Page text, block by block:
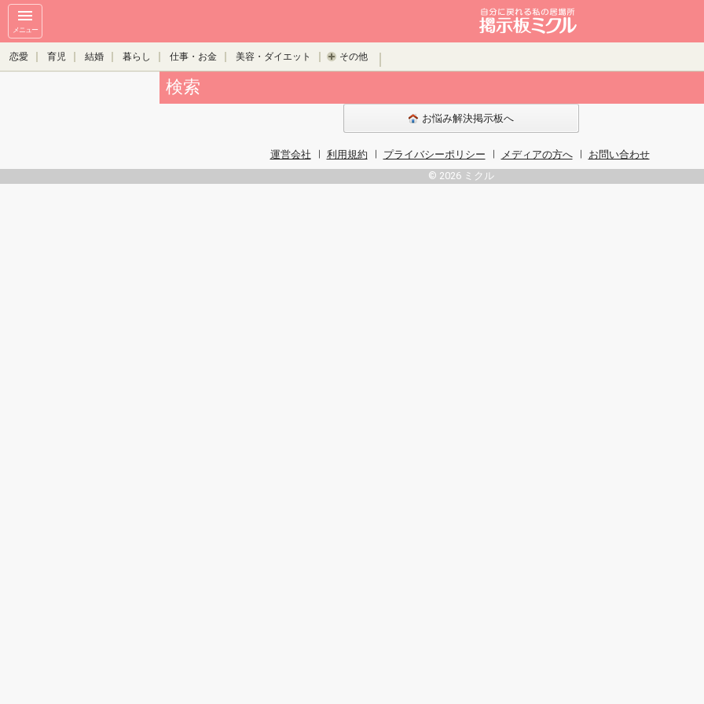
メニュー
恋愛 育児 結婚 暮らし 仕事・お金 美容・ダイエット その他
検索
お悩み解決掲示板へ
運営会社 利用規約 プライバシーポリシー メディアの方へ
お問い合わせ
© 2026 ミクル